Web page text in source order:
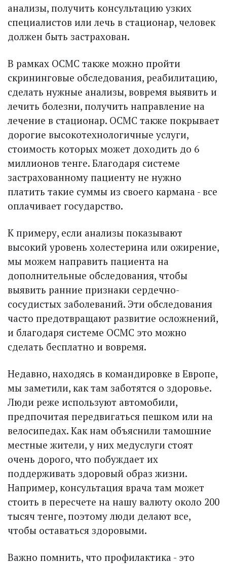
анализы, получить консультацию узких
специалистов или лечь в стационар, человек
должен быть застрахован.
В рамках ОСМС также можно пройти
скрининговые обследования, реабилитацию,
сделать нужные анализы, вовремя вы­явить и
лечить болезни, получить направление на
лечение в стационар. ОСМС также покрывает
дорогие высокотехнологичные услуги,
стоимость которых может доходить до 6
миллионов тенге. Благодаря системе
застрахованному пациенту не нужно
платить такие суммы из своего кармана - все
оплачивает государство.
К примеру, если анализы показывают
высокий уровень холестерина или ожирение,
мы можем направить пациента на
дополнительные обследования, чтобы
выявить ранние признаки сердечно-
сосудистых заболеваний. Эти обследования
часто предотвращают развитие осложнений,
и благодаря системе ОСМС это можно
сделать бесплатно и вовремя.
Недавно, находясь в командировке в Европе,
мы заметили, как там заботятся о здоровье.
Люди реже используют автомобили,
предпочитая передвигаться пешком или на
велосипедах. Как нам объяснили тамошние
местные жители, у них медуслуги стоят
очень дорого, что побуждает их
поддерживать здоровый образ жизни.
Например, консультация врача там может
стоить в пересчете на нашу валюту около 200
тысяч тенге, поэтому люди делают все,
чтобы оставаться здоровыми.
Важно помнить, что профилактика - это